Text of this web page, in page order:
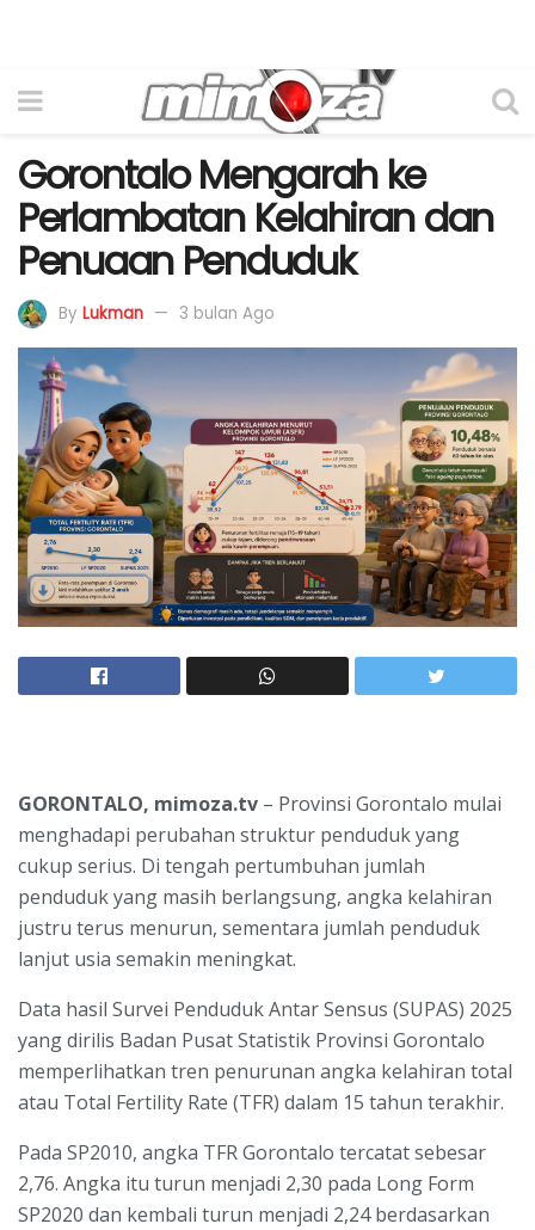
Gorontalo Mengarah ke
Perlambatan Kelahiran dan
Penuaan Penduduk
By Lukman 3 bulan Ago
GORONTALO, mimoza.tv – Provinsi Gorontalo mulai
menghadapi perubahan struktur penduduk yang
cukup serius. Di tengah pertumbuhan jumlah
penduduk yang masih berlangsung, angka kelahiran
justru terus menurun, sementara jumlah penduduk
lanjut usia semakin meningkat.
Data hasil Survei Penduduk Antar Sensus (SUPAS) 2025
yang dirilis Badan Pusat Statistik Provinsi Gorontalo
memperlihatkan tren penurunan angka kelahiran total
atau Total Fertility Rate (TFR) dalam 15 tahun terakhir.
Pada SP2010, angka TFR Gorontalo tercatat sebesar
2,76. Angka itu turun menjadi 2,30 pada Long Form
SP2020 dan kembali turun menjadi 2,24 berdasarkan